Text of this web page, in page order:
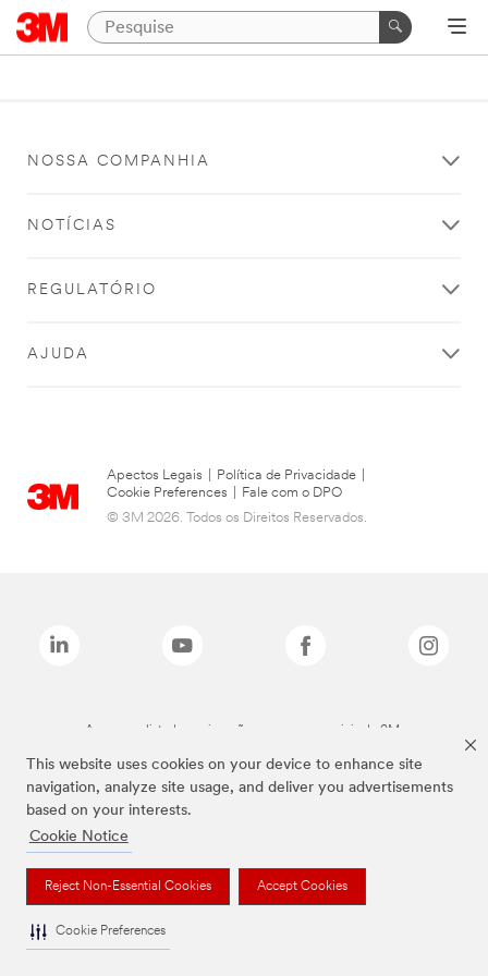
This website uses cookies on your device to enhance site
navigation, analyze site usage, and deliver you advertisements
based on your interests.
Cookie Notice
Reject Non-Essential Cookies Accept Cookies
Cookie Preferences
NOSSA COMPANHIA
NOTÍCIAS
REGULATÓRIO
AJUDA
Apectos Legais Política de Privacidade
Cookie Preferences
Fale com o DPO
© 3M 2026. Todos os Direitos Reservados.
As marcas listadas a cima são marcas comerciais da 3M.